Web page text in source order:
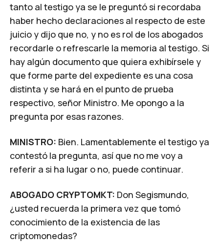
tanto al testigo ya se le preguntó si recordaba
haber hecho declaraciones al respecto de este
juicio y dijo que no, y no es rol de los abogados
recordarle o refrescarle la memoria al testigo. Si
hay algún documento que quiera exhibírsele y
que forme parte del expediente es una cosa
distinta y se hará en el punto de prueba
respectivo, señor Ministro. Me opongo a la
pregunta por esas razones.
MINISTRO: Bien. Lamentablemente el testigo ya
contestó la pregunta, así que no me voy a
referir a si ha lugar o no, puede continuar.
ABOGADO CRYPTOMKT: Don Segismundo,
¿usted recuerda la primera vez que tomó
conocimiento de la existencia de las
criptomonedas?